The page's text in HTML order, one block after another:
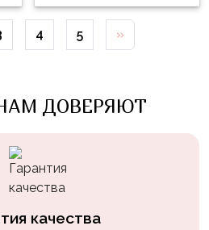
4 5 »
ДОВЕРЯЮТ
качества